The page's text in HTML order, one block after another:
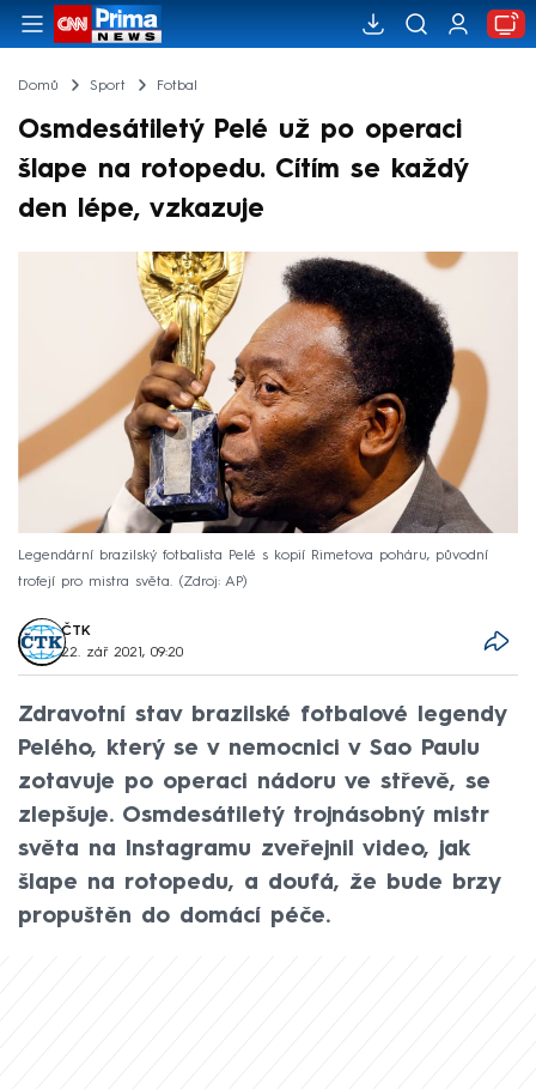
Domů Sport Fotbal
Osmdesátiletý Pelé už po operaci
šlape na rotopedu. Cítím se každý
den lépe, vzkazuje
Legendární brazilský fotbalista Pelé s kopií Rimetova poháru, původní
trofejí pro mistra světa.
Zdroj: AP
ČTK
22. zář 2021, 09:20
Zdravotní stav brazilské fotbalové legendy
Pelého, který se v nemocnici v Sao Paulu
zotavuje po operaci nádoru ve střevě, se
zlepšuje. Osmdesátiletý trojnásobný mistr
světa na Instagramu zveřejnil video, jak
šlape na rotopedu, a doufá, že bude brzy
propuštěn do domácí péče.